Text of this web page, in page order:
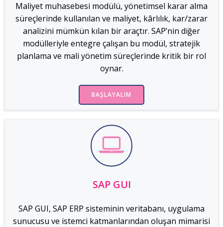
Maliyet muhasebesi modülü, yönetimsel karar alma
süreçlerinde kullanılan ve maliyet, kârlılık, kar/zarar
analizini mümkün kılan bir araçtır. SAP’nin diğer
modülleriyle entegre çalışan bu modül, stratejik
planlama ve mali yönetim süreçlerinde kritik bir rol
oynar.
BAŞLAYALIM
SAP GUI
SAP GUI, SAP ERP sisteminin veritabanı, uygulama
sunucusu ve istemci katmanlarından oluşan mimarisi